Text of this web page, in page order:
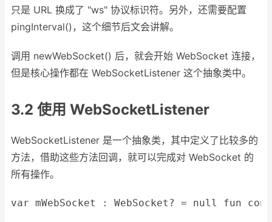
只是 URL 换成了 "ws" 协议标识符。另外，还需要配置
pingInterval()，这个细节后文会讲解。
调用 newWebSocket() 后，就会开始 WebSocket 连接，
但是核心操作都在 WebSocketListener 这个抽象类中。
3.2 使用 WebSocketListener
WebSocketListener 是一个抽象类，其中定义了比较多的
方法，借助这些方法回调，就可以完成对 WebSocket 的
所有操作。
var mWebSocket : WebSocket? = null fun